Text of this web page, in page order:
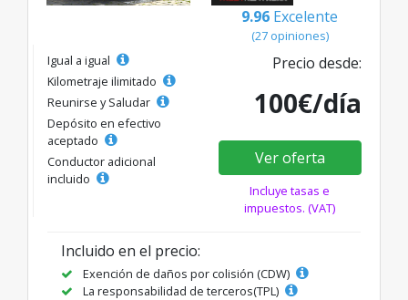
9.96 Excelente
(27 opiniones)
Igual a igual
Kilometraje ilimitado
Reunirse y Saludar
Depósito en efectivo
aceptado
Conductor adicional
incluido
Precio desde:
100€/día
Ver oferta
Incluye tasas e
impuestos. (VAT)
Incluido en el precio:
Exención de daños por colisión (CDW)
La responsabilidad de terceros(TPL)